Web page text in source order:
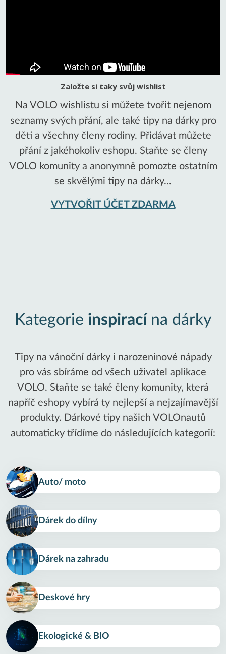
Založte si taky svůj wishlist
Na VOLO wishlistu si můžete tvořit nejenom
seznamy svých přání, ale také tipy na dárky pro
děti a všechny členy rodiny. Přidávat můžete
přání z jakéhokoliv eshopu. Staňte se členy
VOLO komunity a anonymně pomozte ostatním
se skvělými tipy na dárky...
VYTVOŘIT ÚČET ZDARMA
Kategorie inspiracína dárky
Tipy na vánoční dárky i narozeninové nápady
pro vás sbíráme od všech uživatel aplikace
VOLO. Staňte se také členy komunity, která
napříč eshopy vybírá ty nejlepší a nejzajímavější
produkty. Dárkové tipy našich VOLOnautů
automaticky třídíme do následujících kategorií:
Auto/ moto
Dárek do dílny
Dárek na zahradu
Deskové hry
Ekologické & BIO